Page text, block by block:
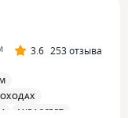
3.6 253 отзыва
MIRACCEPT